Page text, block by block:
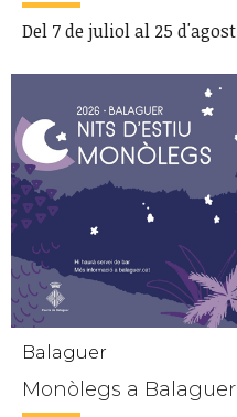
Del 7 de juliol al 25 d'agost
Balaguer
Monòlegs a Balaguer